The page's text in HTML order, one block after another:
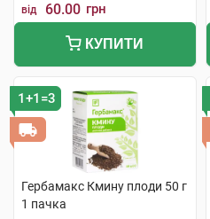
від 60.00 грн
КУПИТИ
1+1=3
Гербамакс Кмину плоди 50 г
1 пачка